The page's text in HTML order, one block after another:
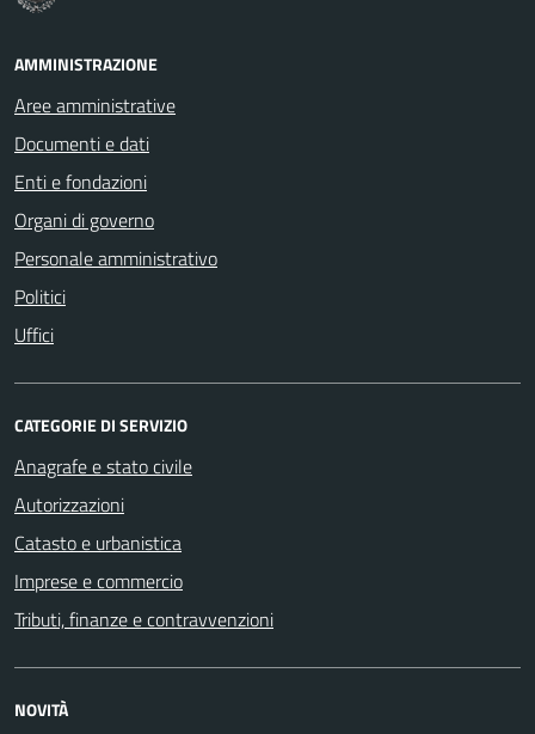
AMMINISTRAZIONE
Aree amministrative
Documenti e dati
Enti e fondazioni
Organi di governo
Personale amministrativo
Politici
Uffici
CATEGORIE DI SERVIZIO
Anagrafe e stato civile
Autorizzazioni
Catasto e urbanistica
Imprese e commercio
Tributi, finanze e contravvenzioni
NOVITÀ